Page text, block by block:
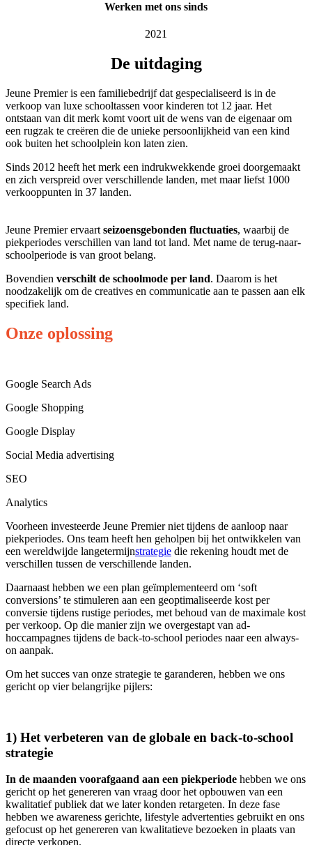
Werken met ons sinds
2021
De uitdaging
Jeune Premier is een familiebedrijf dat gespecialiseerd is in de
verkoop van luxe schooltassen voor kinderen tot 12 jaar. Het
ontstaan van dit merk komt voort uit de wens van de eigenaar om
een rugzak te creëren die de unieke persoonlijkheid van een kind
ook buiten het schoolplein kon laten zien.
Sinds 2012 heeft het merk een indrukwekkende groei doorgemaakt
en zich verspreid over verschillende landen, met maar liefst 1000
verkooppunten in 37 landen.
Jeune Premier ervaart seizoensgebonden fluctuaties, waarbij de
piekperiodes verschillen van land tot land. Met name de terug-naar-
schoolperiode is van groot belang.
Bovendien verschilt de schoolmode per land. Daarom is het
noodzakelijk om de creatives en communicatie aan te passen aan elk
specifiek land.
Onze oplossing
Google Search Ads
Google Shopping
Google Display
Social Media advertising
SEO
Analytics
Voorheen investeerde Jeune Premier niet tijdens de aanloop naar
piekperiodes. Ons team heeft hen geholpen bij het ontwikkelen van
een wereldwijde langetermijnstrategie die rekening houdt met de
verschillen tussen de verschillende landen.
Daarnaast hebben we een plan geïmplementeerd om ‘soft
conversions’ te stimuleren aan een geoptimaliseerde kost per
conversie tijdens rustige periodes, met behoud van de maximale kost
per verkoop. Op die manier zijn we overgestapt van ad-
hoccampagnes tijdens de back-to-school periodes naar een always-
on aanpak.
Om het succes van onze strategie te garanderen, hebben we ons
gericht op vier belangrijke pijlers:
1) Het verbeteren van de globale en back-to-school
strategie
In de maanden voorafgaand aan een piekperiode hebben we ons
gericht op het genereren van vraag door het opbouwen van een
kwalitatief publiek dat we later konden retargeten. In deze fase
hebben we awareness gerichte, lifestyle advertenties gebruikt en ons
gefocust op het genereren van kwalitatieve bezoeken in plaats van
directe verkopen.